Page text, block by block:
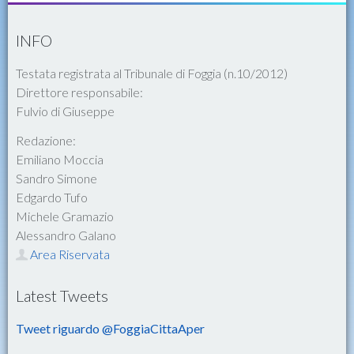
INFO
Testata registrata al Tribunale di Foggia (n.10/2012)
Direttore responsabile:
Fulvio di Giuseppe
Redazione:
Emiliano Moccia
Sandro Simone
Edgardo Tufo
Michele Gramazio
Alessandro Galano
Area Riservata
Latest Tweets
Tweet riguardo @FoggiaCittaAper